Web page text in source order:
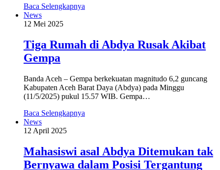
Baca Selengkapnya
News
12 Mei 2025
Tiga Rumah di Abdya Rusak Akibat
Gempa
Banda Aceh – Gempa berkekuatan magnitudo 6,2 guncang
Kabupaten Aceh Barat Daya (Abdya) pada Minggu
(11/5/2025) pukul 15.57 WIB. Gempa…
Baca Selengkapnya
News
12 April 2025
Mahasiswi asal Abdya Ditemukan tak
Bernyawa dalam Posisi Tergantung